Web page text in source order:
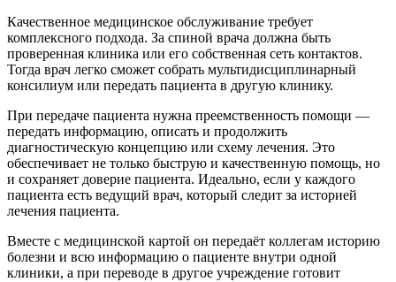
Качественное медицинское обслуживание требует
комплексного подхода. За спиной врача должна быть
проверенная клиника или его собственная сеть контактов.
Тогда врач легко сможет собрать мультидисциплинарный
консилиум или передать пациента в другую клинику.
При передаче пациента нужна преемственность помощи —
передать информацию, описать и продолжить
диагностическую концепцию или схему лечения. Это
обеспечивает не только быструю и качественную помощь, но
и сохраняет доверие пациента. Идеально, если у каждого
пациента есть ведущий врач, который следит за историей
лечения пациента.
Вместе с медицинской картой он передаёт коллегам историю
болезни и всю информацию о пациенте внутри одной
клиники, а при переводе в другое учреждение готовит